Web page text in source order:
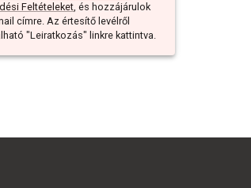
Feltételeket, és hozzájárulok
címre. Az értesítő levélről
"Leiratkozás" linkre kattintva.